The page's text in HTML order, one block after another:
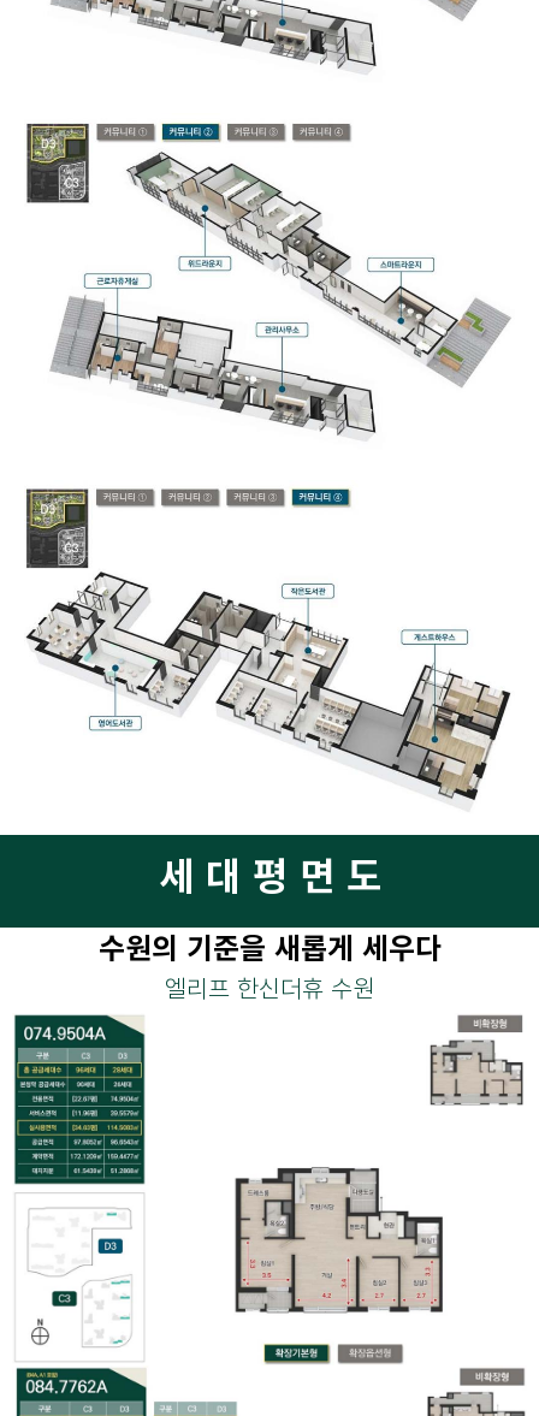
세대평면도
수원의 기준을 새롭게 세우다
엘리프 한신더휴 수원